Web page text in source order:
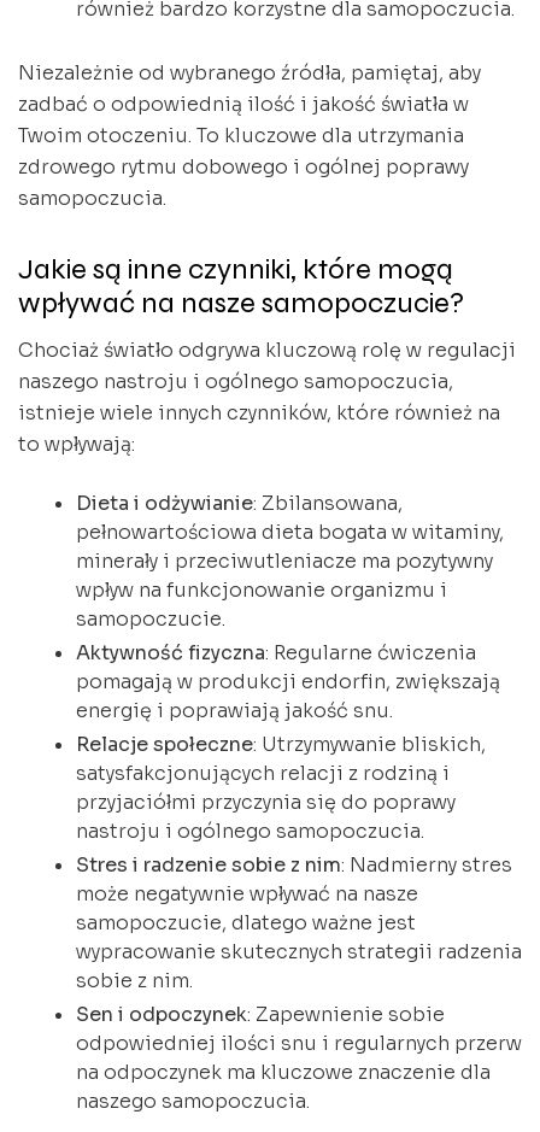
również bardzo korzystne dla samopoczucia.
Niezależnie od wybranego źródła, pamiętaj, aby
zadbać o odpowiednią ilość i jakość światła w
Twoim otoczeniu. To kluczowe dla utrzymania
zdrowego rytmu dobowego i ogólnej poprawy
samopoczucia.
Jakie są inne czynniki, które mogą
wpływać na nasze samopoczucie?
Chociaż światło odgrywa kluczową rolę w regulacji
naszego nastroju i ogólnego samopoczucia,
istnieje wiele innych czynników, które również na
to wpływają:
Dieta i odżywianie: Zbilansowana,
pełnowartościowa dieta bogata w witaminy,
minerały i przeciwutleniacze ma pozytywny
wpływ na funkcjonowanie organizmu i
samopoczucie.
Aktywność fizyczna: Regularne ćwiczenia
pomagają w produkcji endorfin, zwiększają
energię i poprawiają jakość snu.
Relacje społeczne: Utrzymywanie bliskich,
satysfakcjonujących relacji z rodziną i
przyjaciółmi przyczynia się do poprawy
nastroju i ogólnego samopoczucia.
Stres i radzenie sobie z nim: Nadmierny stres
może negatywnie wpływać na nasze
samopoczucie, dlatego ważne jest
wypracowanie skutecznych strategii radzenia
sobie z nim.
Sen i odpoczynek: Zapewnienie sobie
odpowiedniej ilości snu i regularnych przerw
na odpoczynek ma kluczowe znaczenie dla
naszego samopoczucia.